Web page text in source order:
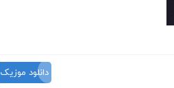
دانلود موزیک